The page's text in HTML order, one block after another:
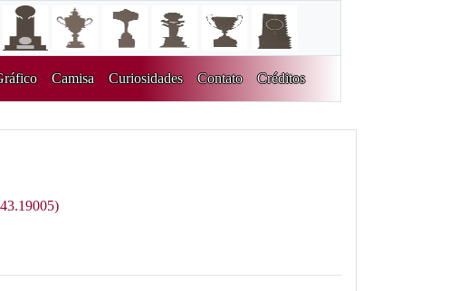
Camisa Curiosidades Contato Créditos